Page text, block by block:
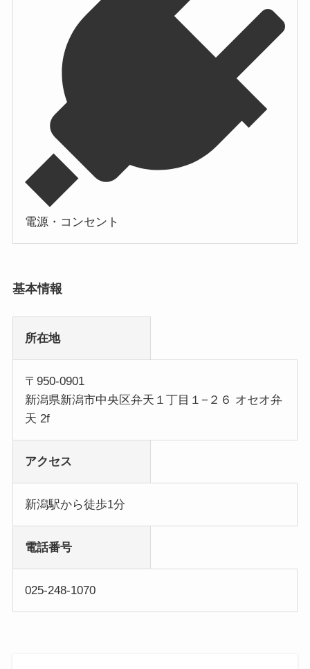
電源・コンセント
基本情報
所在地
〒950-0901
新潟県新潟市中央区弁天１丁目１−２６ オセオ弁
天 2f
アクセス
新潟駅から徒歩1分
電話番号
025-248-1070